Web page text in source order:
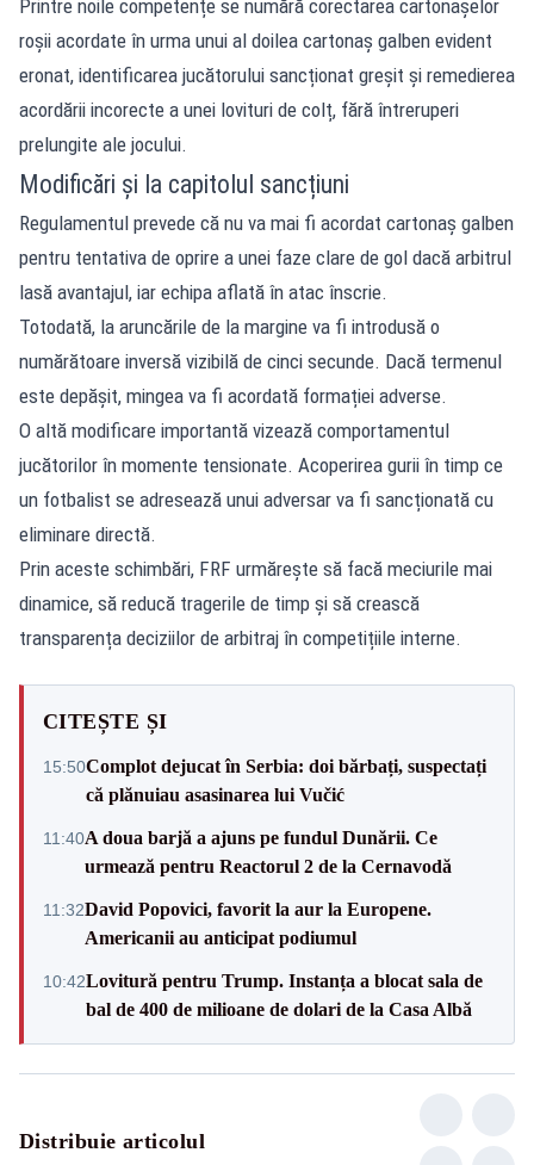
Printre noile competențe se numără corectarea cartonașelor
roșii acordate în urma unui al doilea cartonaș galben evident
eronat, identificarea jucătorului sancționat greșit și remedierea
acordării incorecte a unei lovituri de colț, fără întreruperi
prelungite ale jocului.
Modificări și la capitolul sancțiuni
Regulamentul prevede că nu va mai fi acordat cartonaș galben
pentru tentativa de oprire a unei faze clare de gol dacă arbitrul
lasă avantajul, iar echipa aflată în atac înscrie.
Totodată, la aruncările de la margine va fi introdusă o
numărătoare inversă vizibilă de cinci secunde. Dacă termenul
este depășit, mingea va fi acordată formației adverse.
O altă modificare importantă vizează comportamentul
jucătorilor în momente tensionate. Acoperirea gurii în timp ce
un fotbalist se adresează unui adversar va fi sancționată cu
eliminare directă.
Prin aceste schimbări, FRF urmărește să facă meciurile mai
dinamice, să reducă tragerile de timp și să crească
transparența deciziilor de arbitraj în competițiile interne.
CITEȘTE ȘI
15:50Complot dejucat în Serbia: doi bărbați, suspectați
că plănuiau asasinarea lui Vučić
11:40A doua barjă a ajuns pe fundul Dunării. Ce
urmează pentru Reactorul 2 de la Cernavodă
11:32David Popovici, favorit la aur la Europene.
Americanii au anticipat podiumul
10:42Lovitură pentru Trump. Instanța a blocat sala de
bal de 400 de milioane de dolari de la Casa Albă
Distribuie articolul